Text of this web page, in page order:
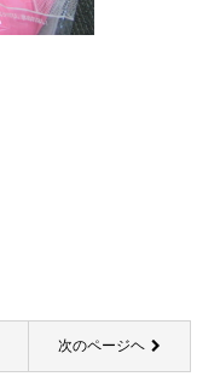
次のページヘ